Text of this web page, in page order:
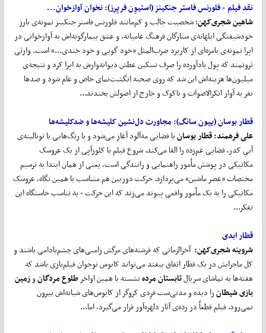
نقد فیلم - فلورنس فاستر جنکینز ( استیوِن فریِرز):نخوان آوازخوان...
شاهین شجریکهن: شخصیت جالب و کم‌مانند فلورنس فاستر جنکینز نمونه‌ی بارز
خودشیفتگی ابلهانه‌ی ستارگان فرهنگ عامیانه، و عشق بیمارگونه‌اش به آوازخوانی در
اپرا نمونه‌ی بامزه‌ای از کاربرد ضرب‌المثل «خود گویی و خود خندی...» است. وارثی
ثروتمند که پول بادآورده را صرف تسکین عطش دیوانه‌وارش به اپرا کرد و نتیجه‌ی
میلیون‌ها هزینه‌اش این شد که روی صحنه انگشت‌نمای خاص و عام شود و صدها
نفر به آواز انکرالاصوات و ناکوک و خارج از اصولش بخندند...
قطار بوسان (ییون سانگ): مجاورت دلنشین کلیشهها و ضدکلیشهها
علی فرهمند: قطار بوسانبا فضایی مه‌آلود آغاز می‌شود و با رنگ‌هایی با تونالیته‌ی
آبیِ کدر، فضایی غم‌زده را القا می‌کند. شروع فیلم با کلوزآپی از یک عروسک
مکانیکی در پوشش مأمور راهنمایی و رانندگی است، یعنی از همان ابتدا به ترسیم
مختصات «عصر ماشین» می‌پردازد. حرکت دوربین هم متناسب با همین نگاه، عروسک
مکانیکی را به یک مأمور واقعی پیوند می‌زند که این حرکت - به تناسب خاستگاه این
تفکر...
قطار ابدی
شروینه شجریکهن: آخرالزمانی که فرشته‌های مرگش زامبی‌های چشم‌بادامی باشند و
کل ماجرایش در یک قطار اتفاق بیفتد می‌تواند کابوس نوجوان فیلم‌بازی باشد که
هفته‌ها به تماشای سریالتابستان مردهنشسته یا همین اواخر طلوع مردگانوزمین
بازی شیطانرا دیده و مدتی‌ست فرِدی کروگر از کابوس‌های شبانه‌اش بیرون
نمی‌رود. فیلم قطعاً در رده‌ی آثار دلهره‌آور قرار می‌گیرد، اما...